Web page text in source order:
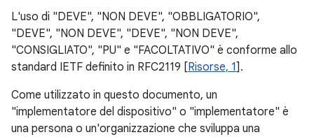
L'uso di "DEVE", "NON DEVE", "OBBLIGATORIO",
"DEVE", "NON DEVE", "DEVE", "NON DEVE",
"CONSIGLIATO", "PU" e "FACOLTATIVO" è conforme allo
standard IETF definito in RFC2119 [Risorse, 1].
Come utilizzato in questo documento, un
"implementatore del dispositivo" o "implementatore" è
una persona o un'organizzazione che sviluppa una